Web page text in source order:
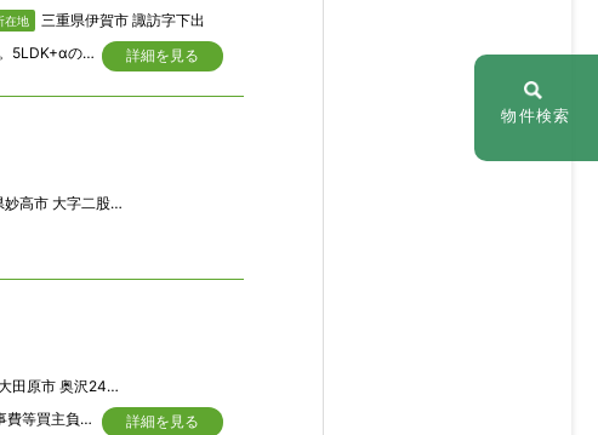
在地
三重県伊賀市 諏訪字下出
里山に佇む木造平屋の母屋に加え、離れ・倉庫・シャッターガレージも完備。5LDK+αの広々空間で、田舎暮らしと趣味の両立が叶います。三重県伊賀市諏訪の閑静な里山エリアに佇む、大屋根が印象的な木造平屋の古民家です。母屋5LDKに、和室4室と洋室2室を備えた離れ、さらに倉庫・物置も敷地内に点在し、住まいとしてはもちろん、趣味の空間としても活用いただけるボリュームです。シャッター付きガレージは工房や作業場として活用可能で、DIYやものづくりがお好きな方にもおすすめです。敷地は725㎡（219坪超）とゆとりがあり、隣接建物との距離も大きく確保されているため、プライバシーを保ちながらのんびりとした田舎暮らしが実現できます。眺望良好で通風・日当たりも良く、家庭菜園や畑作業を楽しみたい方にもぴったり。
詳細を見る
市 大字二股赤倉第二高原村
田原市 奥沢243-1
現況古家有り、古井戸有り(※現状引渡し)、公営水道は本管より取出し可(工事費等買主負担)、開発許可必要
詳細を見る
物件検索